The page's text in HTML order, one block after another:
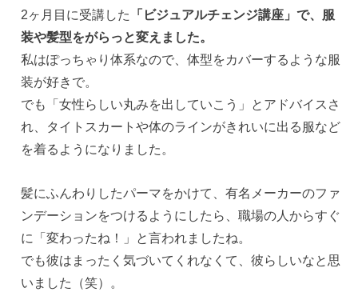
2ヶ月目に受講した
「ビジュアルチェンジ講座」で、服
装や髪型をがらっと変えました。
私はぽっちゃり体系なので、体型をカバーするような服
装が好きで。
でも「女性らしい丸みを出していこう」とアドバイスさ
れ、タイトスカートや体のラインがきれいに出る服など
を着るようになりました。
髪にふんわりしたパーマをかけて、有名メーカーのファ
ンデーションをつけるようにしたら、職場の人からすぐ
に「変わったね！」と言われましたね。
でも彼はまったく気づいてくれなくて、彼らしいなと思
いました（笑）。